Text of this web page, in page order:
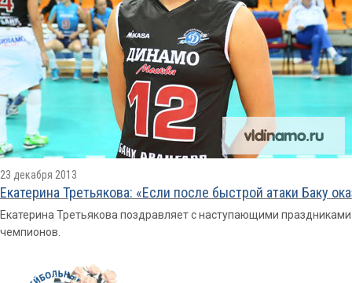
23 декабря 2013
Екатерина Третьякова: «Если после быстрой атаки Баку
Екатерина Третьякова поздравляет с наступающими
чемпионов.